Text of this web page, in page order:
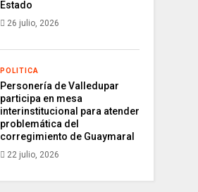
Estado
26 julio, 2026
POLITICA
Personería de Valledupar
participa en mesa
interinstitucional para atender
problemática del
corregimiento de Guaymaral
22 julio, 2026